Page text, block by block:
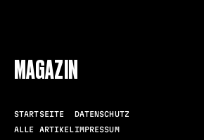
MAGAZIN
STARTSEITE
ALLE ARTIKEL
DATENSCHUTZ
IMPRESSUM